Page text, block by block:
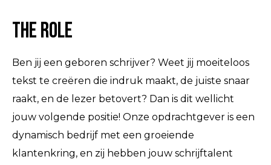
The Role
Ben jij een geboren schrijver? Weet jij moeiteloos
tekst te creëren die indruk maakt, de juiste snaar
raakt, en de lezer betovert? Dan is dit wellicht
jouw volgende positie! Onze opdrachtgever is een
dynamisch bedrijf met een groeiende
klantenkring, en zij hebben jouw schrijftalent